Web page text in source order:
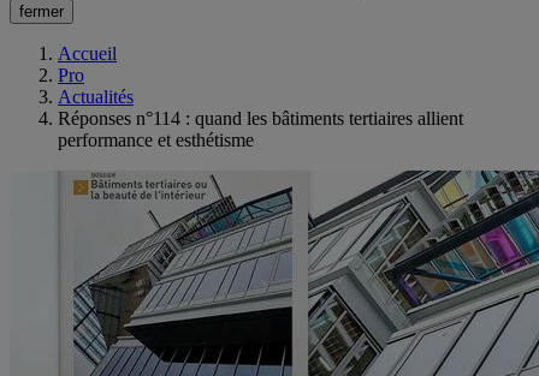
fermer
Accueil
Pro
Actualités
Réponses n°114 : quand les bâtiments tertiaires allient
performance et esthétisme